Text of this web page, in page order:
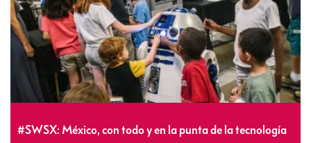
#SWSX: México, con todo y en la punta de la tecnología